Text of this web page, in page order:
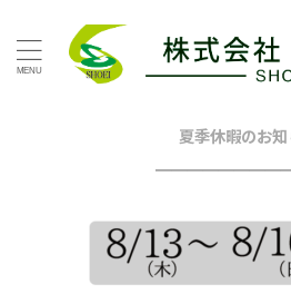
タグ
グリーン グレー
スタッフブログ ツートン ト
ピンク ブラウン
夏季休暇のお